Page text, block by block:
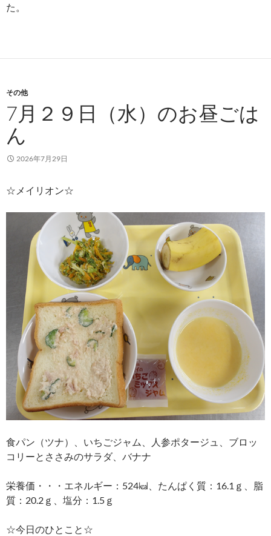
た。
その他
7月２９日（水）のお昼ごは
ん
2026年7月29日
☆メイリオン☆
食パン（ツナ）、いちごジャム、人参ポタージュ、ブロッ
コリーとささみのサラダ、バナナ
栄養価・・・エネルギー：524㎉、たんぱく質：16.1ｇ、脂
質：20.2ｇ、塩分：1.5ｇ
☆今日のひとこと☆